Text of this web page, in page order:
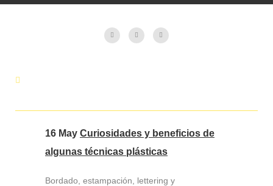
16 May Curiosidades y beneficios de
algunas técnicas plásticas
Bordado, estampación, lettering y